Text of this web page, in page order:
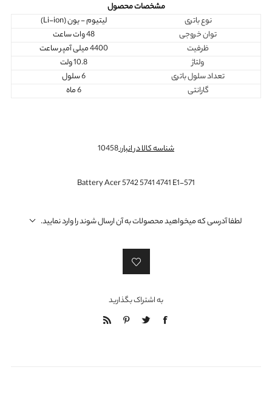
مشخصات محصول
نوع باتری
لیتیوم - یون (Li-ion)
توان خروجی
48 وات ساعت
ظرفیت
4400 میلی آمپر ساعت
ولتاژ
10.8 ولت
تعداد سلول باتری
6 سلول
گارانتی
6 ماه
شناسه کالا در انبار:10458
Battery Acer 5742 5741 4741 E1-571
لطفا آدرسی که میخواهید محصولات به آن ارسال شوند را وارد نمایید.
به اشتراک بگذارید